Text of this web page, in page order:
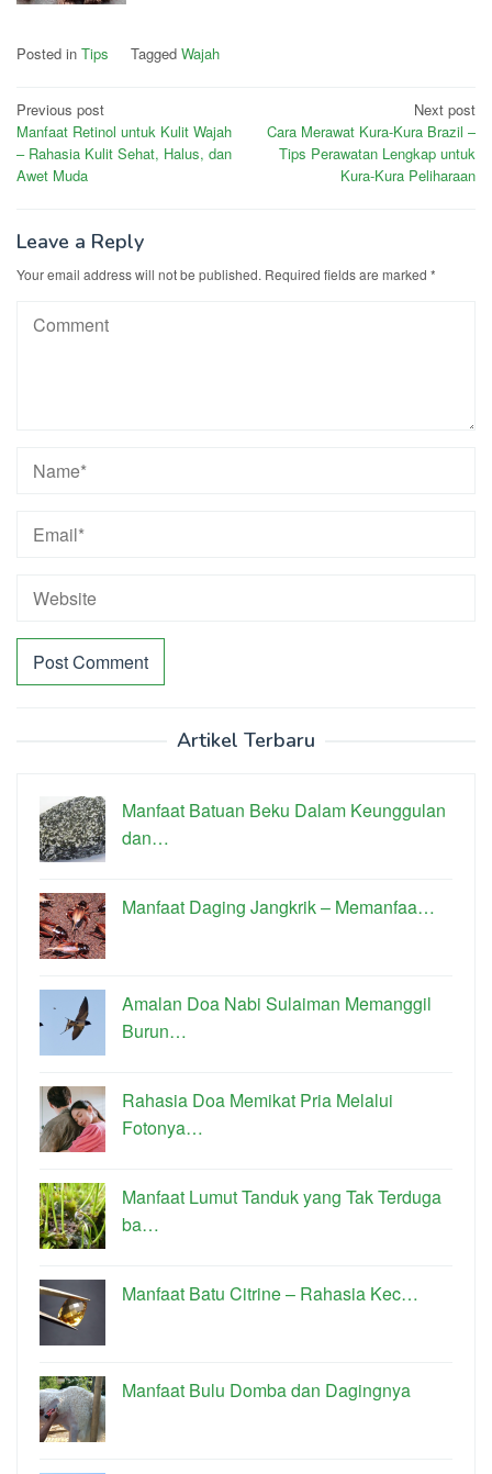
Posted in Tips Tagged Wajah
Post
navigation
Previous post
Manfaat Retinol untuk Kulit Wajah
– Rahasia Kulit Sehat, Halus, dan
Awet Muda
Next post
Cara Merawat Kura-Kura Brazil –
Tips Perawatan Lengkap untuk
Kura-Kura Peliharaan
Leave a Reply
Your email address will not be published. Required fields are marked *
Artikel Terbaru
Manfaat Batuan Beku Dalam Keunggulan
dan…
Manfaat Daging Jangkrik – Memanfaa…
Amalan Doa Nabi Sulaiman Memanggil
Burun…
Rahasia Doa Memikat Pria Melalui
Fotonya…
Manfaat Lumut Tanduk yang Tak Terduga
ba…
Manfaat Batu Citrine – Rahasia Kec…
Manfaat Bulu Domba dan Dagingnya